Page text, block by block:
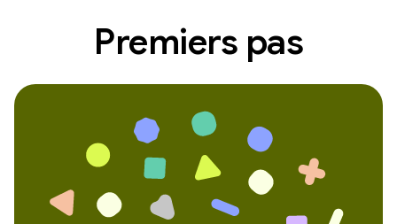
Premiers pas